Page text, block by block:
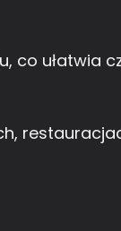
co ułatwia